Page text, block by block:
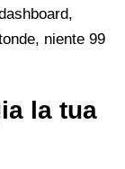
niente 99
la tua